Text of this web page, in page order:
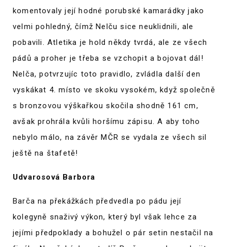
komentovaly její hodné porubské kamarádky jako
velmi pohledný, čímž Nelču sice neuklidnili, ale
pobavili. Atletika je hold někdy tvrdá, ale ze všech
pádů a proher je třeba se vzchopit a bojovat dál!
Nelča, potvrzujíc toto pravidlo, zvládla další den
vyskákat 4. místo ve skoku vysokém, když společně
s bronzovou výškařkou skočila shodně 161 cm,
avšak prohrála kvůli horšímu zápisu. A aby toho
nebylo málo, na závěr MČR se vydala ze všech sil
ještě na štafetě!
Udvarosová Barbora
Barča na překážkách předvedla po pádu její
kolegyně snaživý výkon, který byl však lehce za
jejími předpoklady a bohužel o pár setin nestačil na